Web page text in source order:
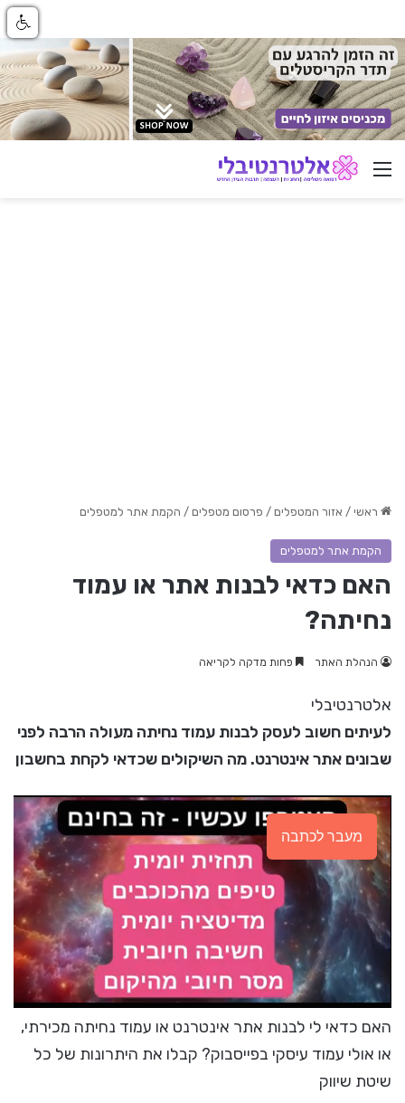
ניווט באתר
ראשי / אזור המטפלים / פרסום מטפלים / הקמת אתר למטפלים
הקמת אתר למטפלים
האם כדאי לבנות אתר או עמוד
נחיתה?
הנהלת האתר פחות מדקה לקריאה
אלטרנטיבלי
לעיתים חשוב לעסק לבנות עמוד נחיתה מעולה הרבה לפני
שבונים אתר אינטרנט. מה השיקולים שכדאי לקחת בחשבון
מעבר לכתבה
האם כדאי לי לבנות אתר אינטרנט או עמוד נחיתה מכירתי,
או אולי עמוד עיסקי בפייסבוק? קבלו את היתרונות של כל
שיטת שיווק